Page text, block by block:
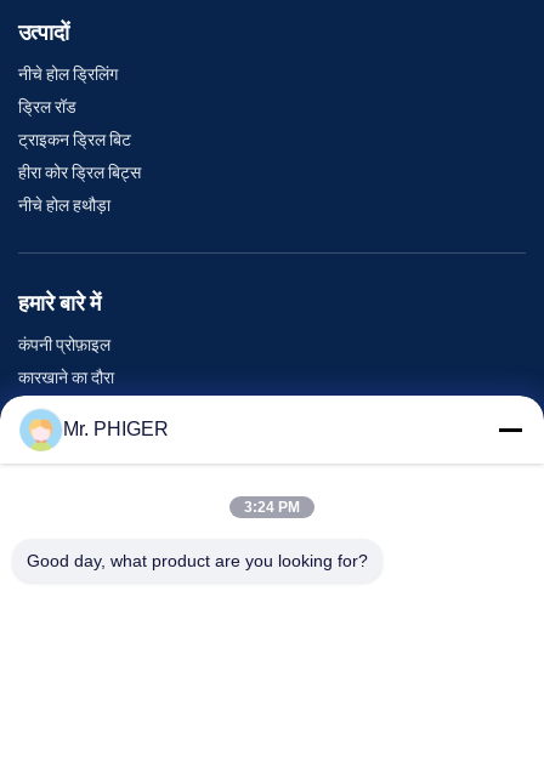
उत्पादों
नीचे होल ड्रिलिंग
ड्रिल रॉड
ट्राइकन ड्रिल बिट
हीरा कोर ड्रिल बिट्स
नीचे होल हथौड़ा
हमारे बारे में
कंपनी प्रोफ़ाइल
कारखाने का दौरा
गुणवत्ता नियंत्रण
साइटमैप
घटनाएँ
Mr. PHIGER
3:24 PM
Good day, what product are you looking for?